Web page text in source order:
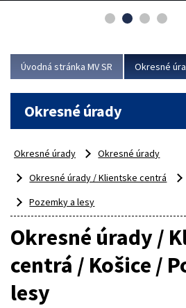
asociácie poisťovní (SLASPO) a
Viac
Úvodná stránka MV SR Okresné
Okresné úrady
Okresné úrady
Okresné úrady
Okresné úrady / Klientske centrá
Pozemky a lesy
Okresné úrady /
centrá / Košice /
lesy